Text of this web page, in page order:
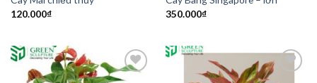
120.000₫
350.000₫